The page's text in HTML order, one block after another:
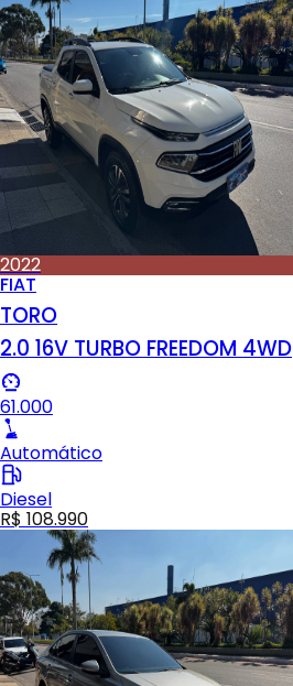
2022
FIAT
TORO
2.0 16V TURBO FREEDOM 4WD
61.000
Automático
Diesel
R$ 108.990